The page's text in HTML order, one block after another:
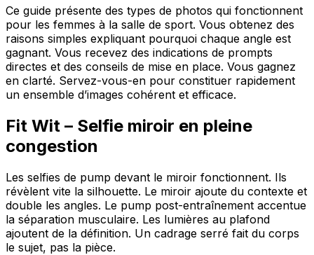
Ce guide présente des types de photos qui fonctionnent
pour les femmes à la salle de sport. Vous obtenez des
raisons simples expliquant pourquoi chaque angle est
gagnant. Vous recevez des indications de prompts
directes et des conseils de mise en place. Vous gagnez
en clarté. Servez-vous-en pour constituer rapidement
un ensemble d’images cohérent et efficace.
Fit Wit – Selfie miroir en pleine
congestion
Les selfies de pump devant le miroir fonctionnent. Ils
révèlent vite la silhouette. Le miroir ajoute du contexte et
double les angles. Le pump post-entraînement accentue
la séparation musculaire. Les lumières au plafond
ajoutent de la définition. Un cadrage serré fait du corps
le sujet, pas la pièce.